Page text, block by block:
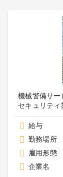
機械警備サ
セキュリテ
給与
勤務場所
雇用形態
企業名